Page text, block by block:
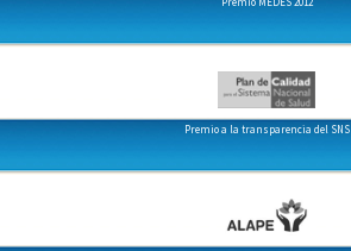
Premio a la transparencia del SNS